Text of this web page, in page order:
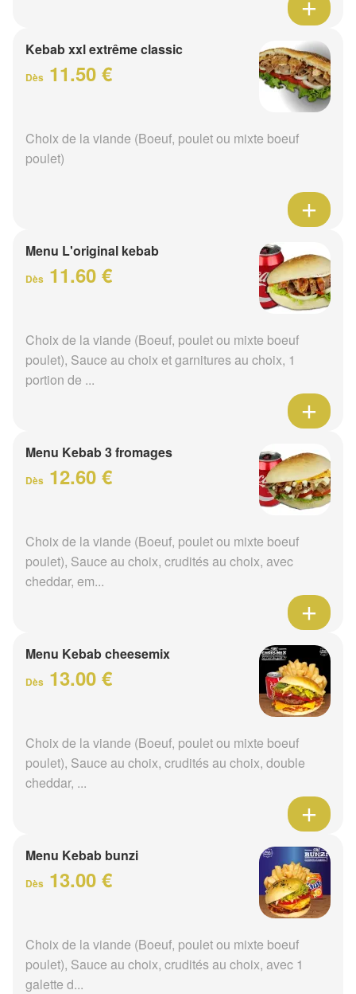
Kebab xxl extrême classic
Dès 11.50 €
Choix de la viande (Boeuf, poulet ou mixte boeuf
poulet)
Menu L'original kebab
Dès 11.60 €
Choix de la viande (Boeuf, poulet ou mixte boeuf
poulet), Sauce au choix et garnitures au choix, 1
portion de ...
Menu Kebab 3 fromages
Dès 12.60 €
Choix de la viande (Boeuf, poulet ou mixte boeuf
poulet), Sauce au choix, crudités au choix, avec
cheddar, em...
Menu Kebab cheesemix
Dès 13.00 €
Choix de la viande (Boeuf, poulet ou mixte boeuf
poulet), Sauce au choix, crudités au choix, double
cheddar, ...
Menu Kebab bunzi
Dès 13.00 €
Choix de la viande (Boeuf, poulet ou mixte boeuf
poulet), Sauce au choix, crudités au choix, avec 1
galette d...